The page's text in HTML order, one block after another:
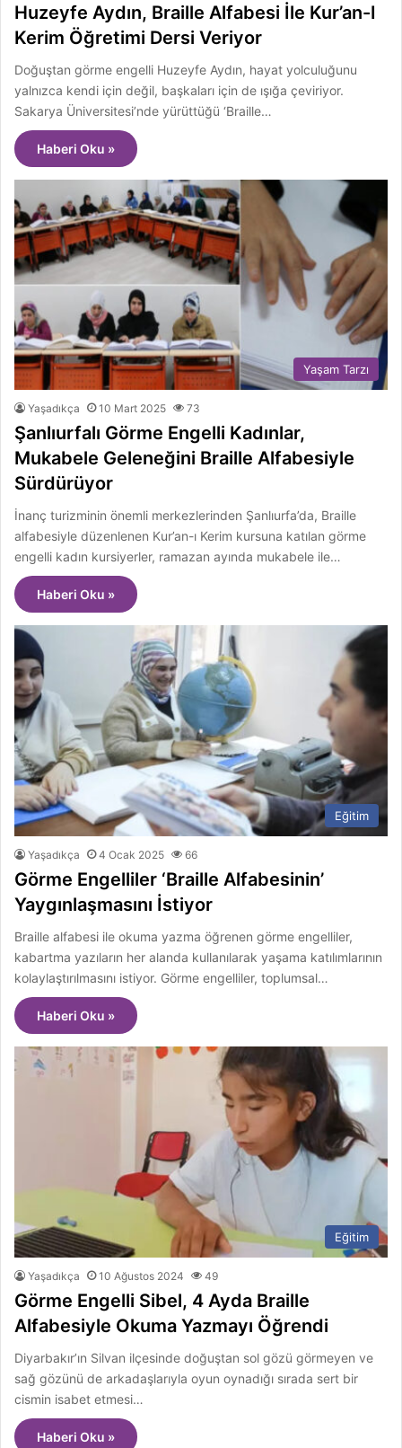
Huzeyfe Aydın, Braille Alfabesi İle Kur’an-I
Kerim Öğretimi Dersi Veriyor
Doğuştan görme engelli Huzeyfe Aydın, hayat yolculuğunu
yalnızca kendi için değil, başkaları için de ışığa çeviriyor.
Sakarya Üniversitesi’nde yürüttüğü ‘Braille…
Haberi Oku »
Yaşam Tarzı
Yaşadıkça 10 Mart 2025 73
Şanlıurfalı Görme Engelli Kadınlar,
Mukabele Geleneğini Braille Alfabesiyle
Sürdürüyor
İnanç turizminin önemli merkezlerinden Şanlıurfa’da, Braille
alfabesiyle düzenlenen Kur’an-ı Kerim kursuna katılan görme
engelli kadın kursiyerler, ramazan ayında mukabele ile…
Haberi Oku »
Eğitim
Yaşadıkça 4 Ocak 2025 66
Görme Engelliler ‘Braille Alfabesinin’
Yaygınlaşmasını İstiyor
Braille alfabesi ile okuma yazma öğrenen görme engelliler,
kabartma yazıların her alanda kullanılarak yaşama katılımlarının
kolaylaştırılmasını istiyor. Görme engelliler, toplumsal…
Haberi Oku »
Eğitim
Yaşadıkça 10 Ağustos 2024 49
Görme Engelli Sibel, 4 Ayda Braille
Alfabesiyle Okuma Yazmayı Öğrendi
Diyarbakır’ın Silvan ilçesinde doğuştan sol gözü görmeyen ve
sağ gözünü de arkadaşlarıyla oyun oynadığı sırada sert bir
cismin isabet etmesi…
Haberi Oku »